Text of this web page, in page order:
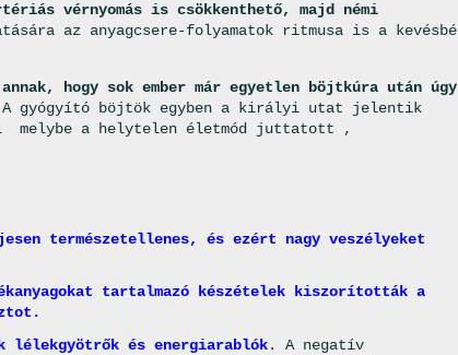
vérnyomás is csökkenthető, majd némi
az anyagcsere-folyamatok ritmusa is a kevésbé
hogy sok ember már egyetlen böjtkúra után úgy
gyógyító böjtök egyben a királyi utat jelentik
melybe a helytelen életmód juttatott ­,
természetellenes, és ezért nagy veszélyeket
tartalmazó készételek kiszorították a
és energiarablók. A negatív